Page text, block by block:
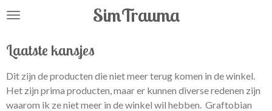
Ga
de
SimTrauma
Laatste kansjes
Dit zijn de producten die niet meer terug komen in de winkel.
Het zijn prima producten, maar er kunnen diverse redenen zijn
waarom ik ze niet meer in de winkel wil hebben. Graftobian